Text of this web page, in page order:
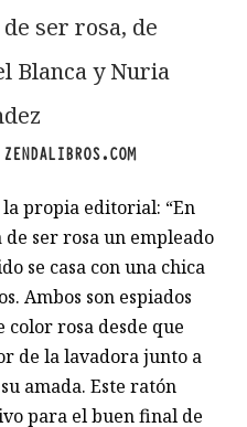
ser rosa, de
Blanca y Nuria
ZENDALIBROS.COM
propia editorial: “En
ser rosa un empleado
se casa con una chica
Ambos son espiados
rosa desde que
de la lavadora junto a
amada. Este ratón
para el buen final de